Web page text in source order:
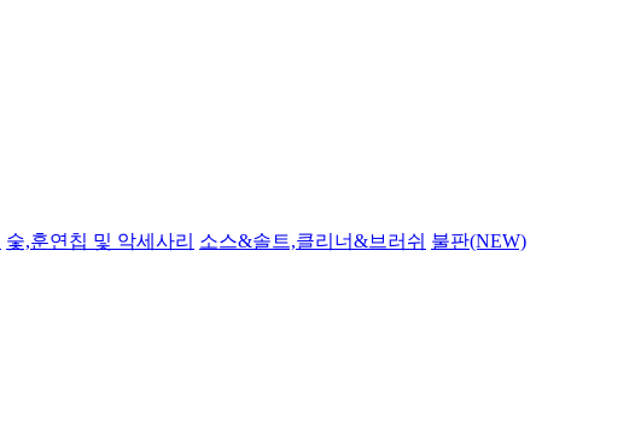
숯,훈연칩 및 악세사리 소스&솔트,클리너&브러쉬 불판(NEW)